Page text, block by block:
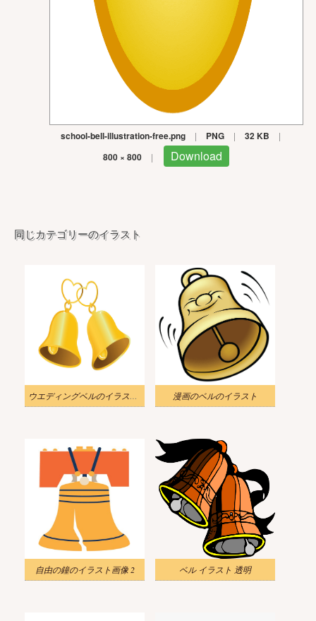
school-bell-illustration-free.png | PNG | 32 KB |
800 × 800 | Download
同じカテゴリーのイラスト
ウエディングベルのイラスト PNG イメージ 漫画のベルのイラスト
自由の鐘のイラスト画像 2 ベル イラスト 透明